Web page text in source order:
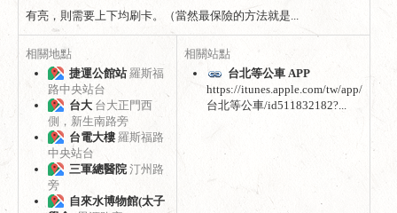
有亮，則需要上下均刷卡。（當然最保險的方法就是...
相關地點
捷運公館站 羅斯福
路中央站台
台大 台大正門西
側，新生南路旁
台電大樓 羅斯福路
中央站台
三軍總醫院 汀州路
旁
自來水博物館(太子
相關站點
台北等公車 APP
https://itunes.apple.com/tw/app/
台北等公車/id511832182?...